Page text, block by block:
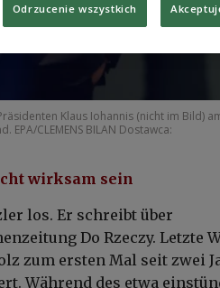
Klaus Iohannis (nicht im Bild)
CLEMENS BILAN Dostawca:
wirksam sein
los. Er schreibt über
Do Rzeczy. Letzte
zum ersten Mal seit zwei
Während des etwa
Odrzucenie wszystkich